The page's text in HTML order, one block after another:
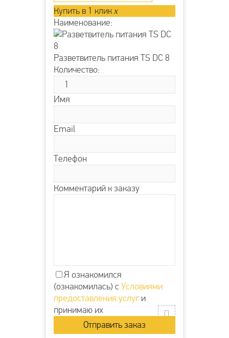
Купить в 1 клик x
Наименование:
Разветвитель питания TS DC 8
Количество:
Имя
Email
Телефон
Комментарий к заказу
Я ознакомился
(ознакомилась) с Условиями
предоставления услуги
принимаю их